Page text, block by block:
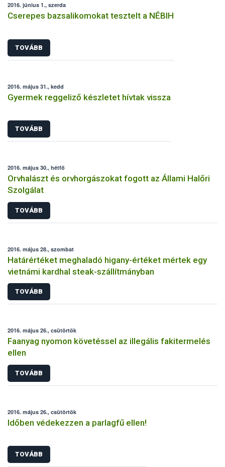
2016. június 1., szerda
Cserepes bazsalikomokat tesztelt a NÉBIH
TOVÁBB
2016. május 31., kedd
Gyermek reggeliző készletet hívtak vissza
TOVÁBB
2016. május 30., hétfő
Orvhalászt és orvhorgászokat fogott az Állami Halőri
Szolgálat
TOVÁBB
2016. május 28., szombat
Határértéket meghaladó higany-értéket mértek egy
vietnámi kardhal steak-szállítmányban
TOVÁBB
2016. május 26., csütörtök
Faanyag nyomon követéssel az illegális fakitermelés
ellen
TOVÁBB
2016. május 26., csütörtök
Időben védekezzen a parlagfű ellen!
TOVÁBB